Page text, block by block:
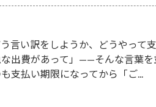
言い訳をしようか、どうやって
出費があって」——そんな言葉
支払い期限になってから「ご...